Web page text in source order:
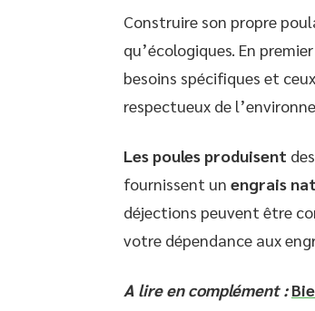
Construire son propre
qu’écologiques. En
besoins spécifiques et
respectueux de
Les poules produisent
fournissent un engrais
déjections peuvent être
votre dépendance aux
A lire en complément :